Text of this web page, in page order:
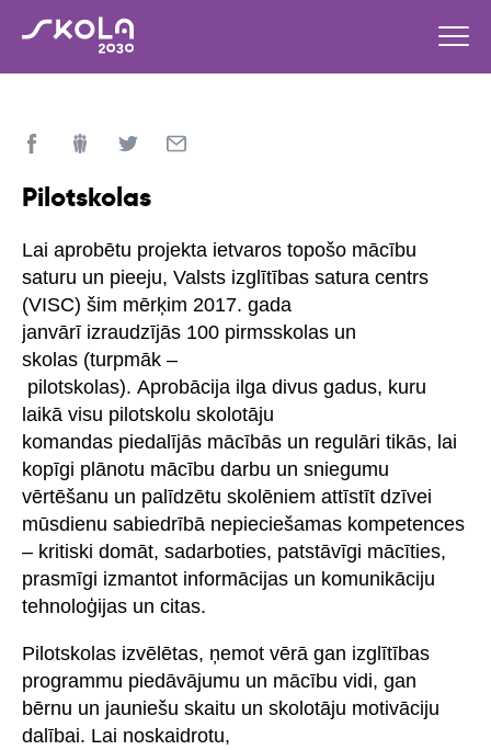
Pilotskolas
Lai aprobētu projekta ietvaros topošo mācību
saturu un pieeju, Valsts izglītības satura centrs
(VISC) šim mērķim 2017. gada
janvārī izraudzījās 100 pirmsskolas un
skolas (turpmāk –
pilotskolas). Aprobācija ilga divus gadus, kuru
laikā visu pilotskolu skolotāju
komandas piedalījās mācībās un regulāri tikās, lai
kopīgi plānotu mācību darbu un sniegumu
vērtēšanu un palīdzētu skolēniem attīstīt dzīvei
mūsdienu sabiedrībā nepieciešamas kompetences
– kritiski domāt, sadarboties, patstāvīgi mācīties,
prasmīgi izmantot informācijas un komunikāciju
tehnoloģijas un citas.
Pilotskolas izvēlētas, ņemot vērā gan izglītības
programmu piedāvājumu un mācību vidi, gan
bērnu un jauniešu skaitu un skolotāju motivāciju
dalībai. Lai noskaidrotu,